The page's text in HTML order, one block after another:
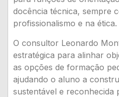
docência técnica, sempre
profissionalismo e na ética.
O consultor Leonardo
estratégica para alinhar
as opções de formação
ajudando o aluno a
sustentável e reconhecida